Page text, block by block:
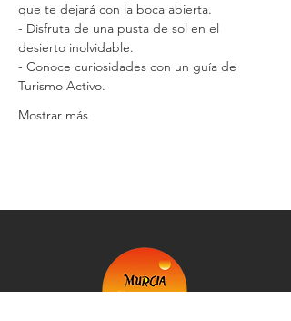
que te dejará con la boca abierta.
- Disfruta de una pusta de sol en el
desierto inolvidable.
- Conoce curiosidades con un guía de
Turismo Activo.
Mostrar más